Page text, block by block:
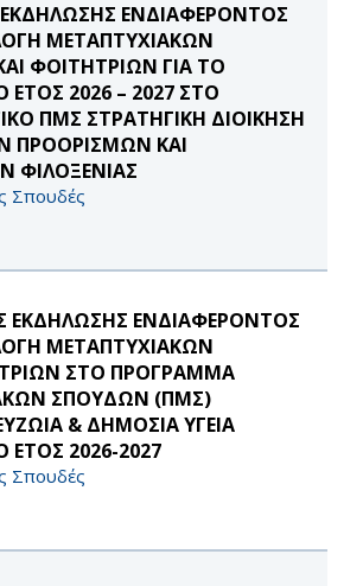
ΕΝΔΙΑΦΕΡΟΝΤΟΣ
ΜΕΤΑΠΤΥΧΙΑΚΩΝ
ΦΟΙΤΗΤΡΙΩΝ ΓΙΑ ΤΟ
2026 – 2027 ΣΤΟ
ΠΜΣ ΣΤΡΑΤΗΓΙΚΗ ΔΙΟΙΚΗΣΗ
ΠΡΟΟΡΙΣΜΩΝ ΚΑΙ
ΦΙΛΟΞΕΝΙΑΣ
Σπουδές
ΕΚΔΗΛΩΣΗΣ ΕΝΔΙΑΦΕΡΟΝΤΟΣ
ΜΕΤΑΠΤΥΧΙΑΚΩΝ
ΣΤΟ ΠΡΟΓΡΑΜΜΑ
ΣΠΟΥΔΩΝ (ΠΜΣ)
& ΔΗΜΟΣΙΑ ΥΓΕΙΑ
2026-2027
Σπουδές